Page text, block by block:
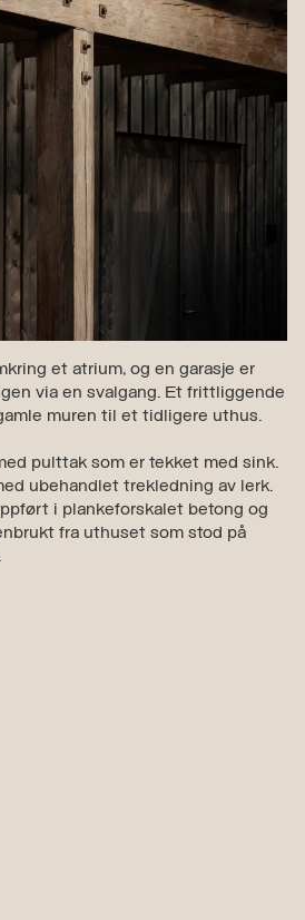
et atrium, og en garasje er
via en svalgang. Et frittliggende
muren til et tidligere uthus.
pulttak som er tekket med sink.
ubehandlet trekledning av lerk.
i plankeforskalet betong og
fra uthuset som stod på